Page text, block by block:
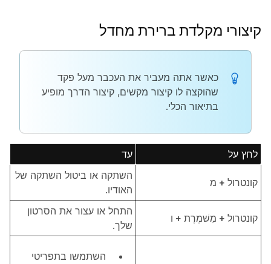
קיצורי מקלדת ברירת מחדל
כאשר אתה מעביר את העכבר מעל פקד
שהוקצה לו קיצור מקשים, קיצור הדרך מופיע
בתיאור הכלי.
לחץ על עד
קונטרול + מ
השתקה או ביטול השתקה של
האודיו.
קונטרול + מִשׁמֶרֶת + ו
התחל או עצור את הסרטון
שלך.
השתמשו בתפריטי